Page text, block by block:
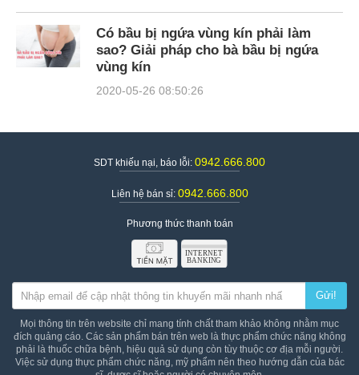
Có bầu bị ngứa vùng kín phải làm
sao? Giải pháp cho bà bầu bị ngứa
vùng kín
2020-05-26 08:50:26
SDT khiếu nại, báo lỗi: 0942.666.800
Liên hệ bán sỉ: 0942.666.800
Phương thức thanh toán
Gửi!
Mọi thông tin trên website chỉ mang tính chất tham khảo không nhằm mục
đích quảng cáo. Các sản phẩm bán trên web là thực phẩm chức năng không
phải là thuốc chữa bệnh, hiệu quả sử dụng còn tùy thuộc cơ địa mỗi người.
Việc sử dụng thực phẩm chức năng, mỹ phẩm nên theo hướng dẫn của bác